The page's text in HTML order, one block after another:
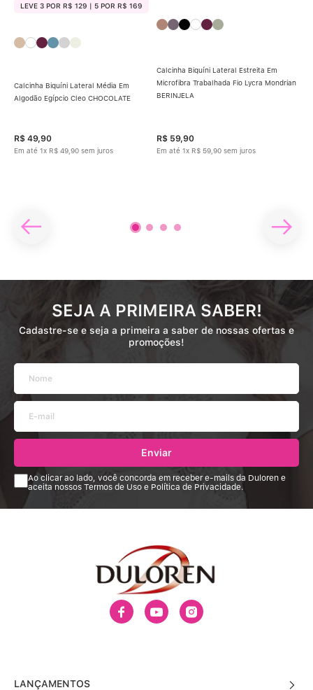
LEVE 3 POR R$ 129 | 5 POR R$ 169
Calcinha Biquíni Lateral Média Em
Algodão Egípcio Cleo CHOCOLATE
R$ 49,90
Em até 1x R$ 49 90 sem juros
Calcinha Biquíni Lateral Estreita Em
Microfibra Trabalhada Fio Lycra Mondrian
BERINJELA
R$ 59,90
Em até 1x R$ 59 90 sem juros
SEJA A PRIMEIRA SABER!
Cadastre-se e seja a primeira a saber de nossas ofertas e
promoções!
Enviar
Ao clicar ao lado, você concorda em receber e-mails da Duloren e
aceita nossos Termos de Uso e Política de Privacidade.
LANÇAMENTOS